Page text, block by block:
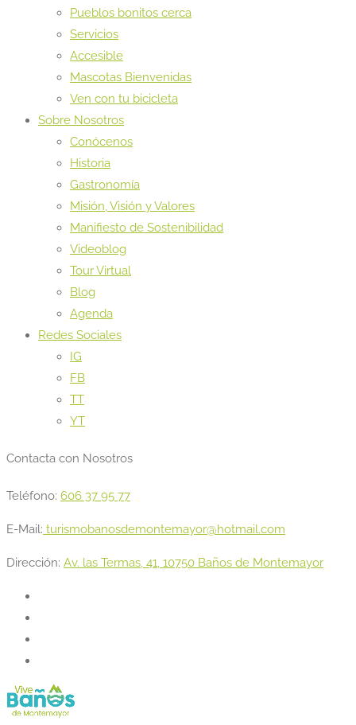
Pueblos bonitos cerca
Servicios
Accesible
Mascotas Bienvenidas
Ven con tu bicicleta
Sobre Nosotros
Conócenos
Historia
Gastronomía
Misión, Visión y Valores
Manifiesto de Sostenibilidad
Videoblog
Tour Virtual
Blog
Agenda
Redes Sociales
IG
FB
TT
YT
Contacta con Nosotros
Teléfono: 606 37 95 77
E-Mail: turismobanosdemontemayor@hotmail.com
Dirección: Av. las Termas, 41, 10750 Baños de Montemayor